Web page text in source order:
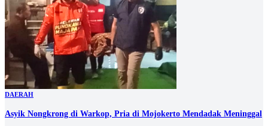
DAERAH
Asyik Nongkrong di Warkop, Pria di Mojokerto Mendadak Meninggal